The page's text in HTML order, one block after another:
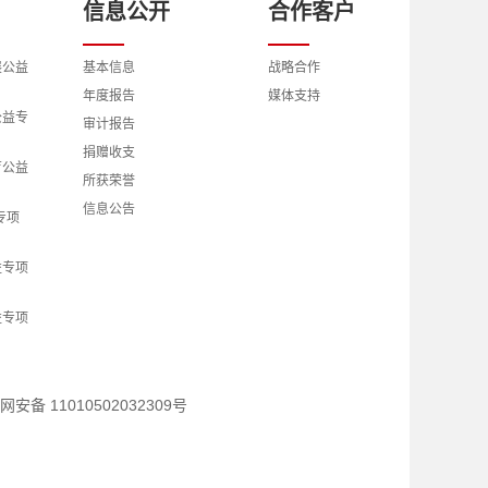
益
专
益
项
项
项
信息公开
基本信息
年度报告
审计报告
捐赠收支
所获荣誉
信息公告
合作客户
战略合作
媒体支持
安备 11010502032309号